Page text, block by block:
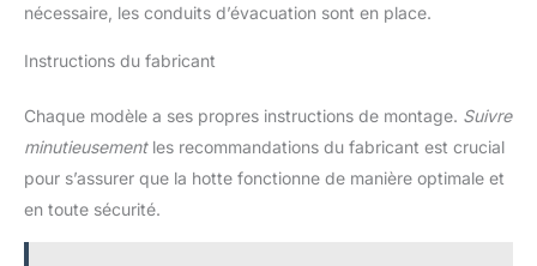
nécessaire, les conduits d’évacuation sont en place.
Instructions du fabricant
Chaque modèle a ses propres instructions de montage. Suivre
minutieusementles recommandations du fabricant est crucial
pour s’assurer que la hotte fonctionne de manière optimale et
en toute sécurité.